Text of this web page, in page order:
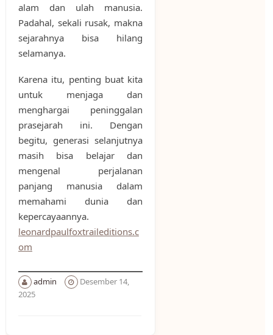
alam dan ulah manusia.
Padahal, sekali rusak, makna
sejarahnya bisa hilang
selamanya.
Karena itu, penting buat kita
untuk menjaga dan
menghargai peninggalan
prasejarah ini. Dengan
begitu, generasi selanjutnya
masih bisa belajar dan
mengenal perjalanan
panjang manusia dalam
memahami dunia dan
kepercayaannya.
leonardpaulfoxtraileditions.c
om
admin
Desember 14,
2025